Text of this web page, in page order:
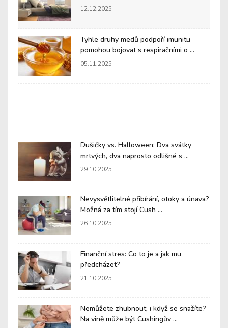
12.12.2025
Tyhle druhy medů podpoří imunitu
pomohou bojovat s respiračními o ...
05.11.2025
Dušičky vs. Halloween: Dva svátky
mrtvých, dva naprosto odlišné s ...
29.10.2025
Nevysvětlitelné přibírání, otoky a únava?
Možná za tím stojí Cush ...
26.10.2025
Finanční stres: Co to je a jak mu
předcházet?
21.10.2025
Nemůžete zhubnout, i když se snažíte?
Na vině může být Cushingův ...